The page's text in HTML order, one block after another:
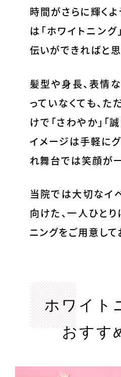
時間がさらに輝く
は「ホワイトニン
伝いができればと思
髪型や身長、表情
っていなくても、
けで「さわやか」「誠
イメージは手軽に
れ舞台では笑顔が
当院では大切なイ
向けた、一人ひと
ニングをご用意して
ホワイト
おすす